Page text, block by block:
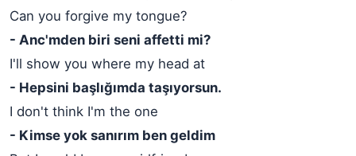
Can you forgive my tongue?
- Anc'mden biri seni affetti mi?
I'll show you where my head at
- Hepsini başlığımda taşıyorsun.
I don't think I'm the one
- Kimse yok sanırım ben geldim